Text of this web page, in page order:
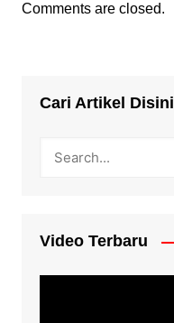
Comments are closed.
Cari Artikel Disini
Video Terbaru